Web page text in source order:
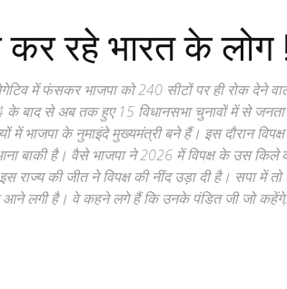
रहे भारत के लोग
में फंसकर भाजपा को 240 सीटों पर ही रोक देने
के बाद से अब तक हुए 15 विधानसभा चुनावों में से
भाजपा के नुमाइंदे मुख्यमंत्री बने हैं। इस दौरान
आना बाकी है। वैसे भाजपा ने 2026 में विपक्ष के उस
राज्य की जीत ने विपक्ष की नींद उड़ा दी है। सपा में
आने लगी है। वे कहने लगे हैं कि उनके पंडित जी जो